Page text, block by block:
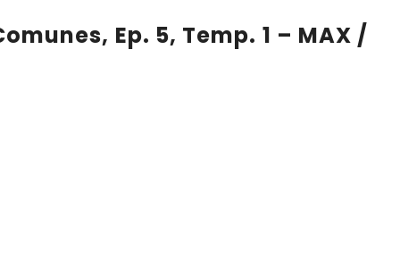
, Ep. 5, Temp. 1 – MAX /